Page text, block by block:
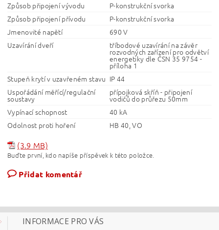
Způsob připojení vývodu
P-konstrukční svorka
Způsob připojení přívodu
P-konstrukční svorka
Jmenovité napětí
690 V
Uzavírání dveří
tříbodové uzavírání na závěr
rozvodných zařízení pro odvětví
energetiky dle ČSN 35 9754 -
příloha 1
Stupeň krytí v uzavřeném stavu IP 44
Uspořádání měřící/regulační
soustavy
přípojková skříň - připojení
vodičů do průřezu 50mm
Vypínací schopnost
40 kA
Odolnost proti hoření
HB 40, VO
(3.9 MB)
Buďte první, kdo napíše příspěvek k této položce.
Přidat komentář
INFORMACE PRO VÁS